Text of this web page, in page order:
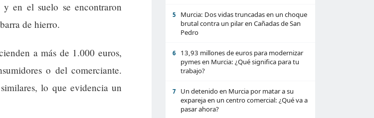
en el suelo se encontraron
de hierro.
a más de 1.000 euros,
o del comerciante.
lo que evidencia un
5
Murcia: Dos vidas truncadas en un choque
brutal contra un pilar en Cañadas de San
Pedro
6
13,93 millones de euros para modernizar
pymes en Murcia: ¿Qué significa para tu
trabajo?
7
Un detenido en Murcia por matar a su
expareja en un centro comercial: ¿Qué va a
pasar ahora?